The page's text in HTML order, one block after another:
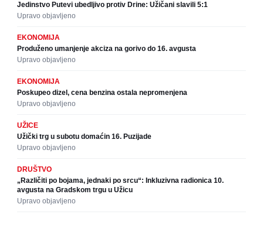
Jedinstvo Putevi ubedljivo protiv Drine: Užičani slavili 5:1
Upravo objavljeno
EKONOMIJA
Produženo umanjenje akciza na gorivo do 16. avgusta
Upravo objavljeno
EKONOMIJA
Poskupeo dizel, cena benzina ostala nepromenjena
Upravo objavljeno
UŽICE
Užički trg u subotu domaćin 16. Puzijade
Upravo objavljeno
DRUŠTVO
„Različiti po bojama, jednaki po srcu“: Inkluzivna radionica 10.
avgusta na Gradskom trgu u Užicu
Upravo objavljeno